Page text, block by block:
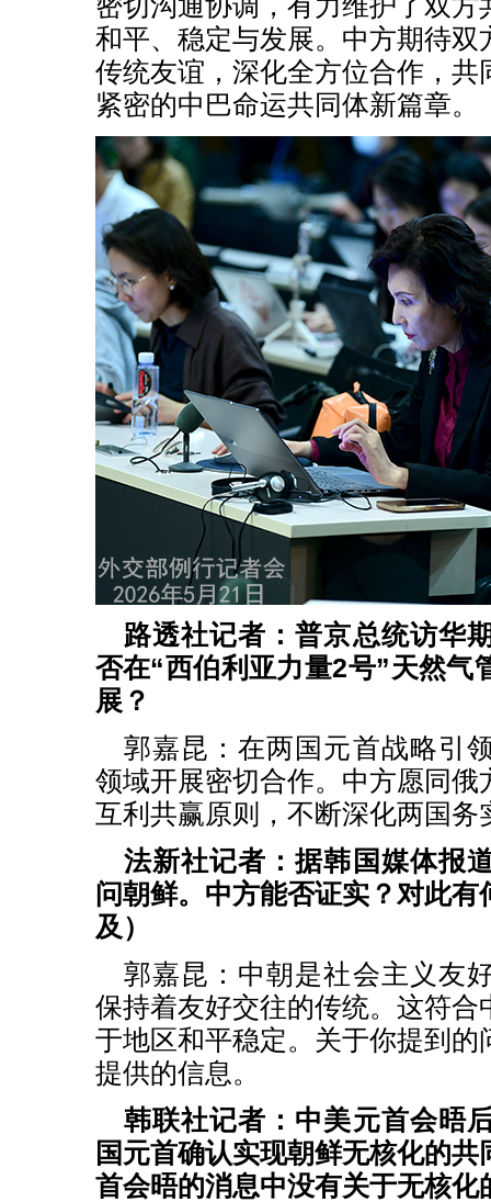
密切沟通协调，有力维护了双方
和平、稳定与发展。中方期待双
传统友谊，深化全方位合作，共
紧密的中巴命运共同体新篇章。
路透社记者：普京总统访华
否在“西伯利亚力量2号”天然气
展？
郭嘉昆：在两国元首战略引
领域开展密切合作。中方愿同俄
互利共赢原则，不断深化两国务
法新社记者：据韩国媒体报
问朝鲜。中方能否证实？对此
及）
郭嘉昆：中朝是社会主义友
保持着友好交往的传统。这符合
于地区和平稳定。关于你提到的
提供的信息。
韩联社记者：中美元首会晤
国元首确认实现朝鲜无核化的
首会晤的消息中没有关于无核化